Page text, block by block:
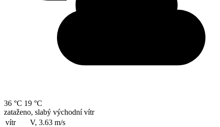
36 °C 19 °C
zataženo, slabý východní vítr
vítr
V, 3.63 m/s